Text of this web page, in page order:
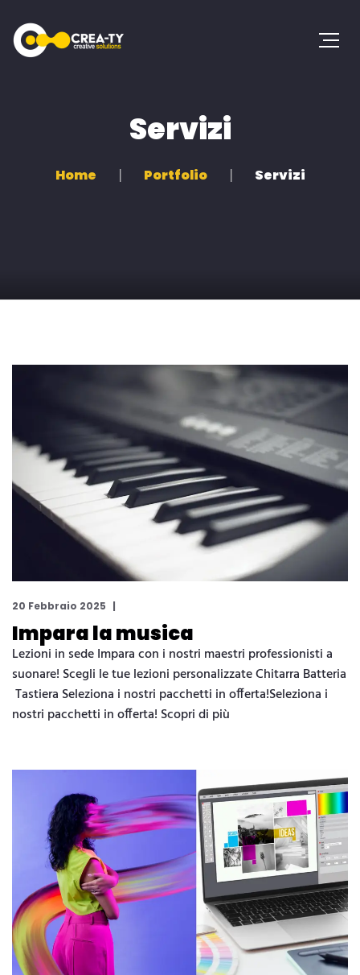
Servizi
Home Portfolio Servizi
20 Febbraio 2025
Impara la musica
Lezioni in sede Impara con i nostri maestri professionisti a
suonare! Scegli le tue lezioni personalizzate Chitarra Batteria
Tastiera Seleziona i nostri pacchetti in offerta!Seleziona i
nostri pacchetti in offerta! Scopri di più